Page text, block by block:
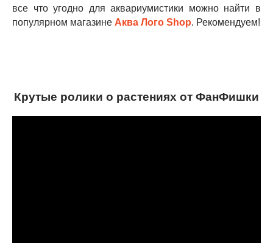
все что угодно для аквариумистики можно найти в
популярном магазине Аква Лого Shop. Рекомендуем!
Крутые ролики о растениях от ФанФишки